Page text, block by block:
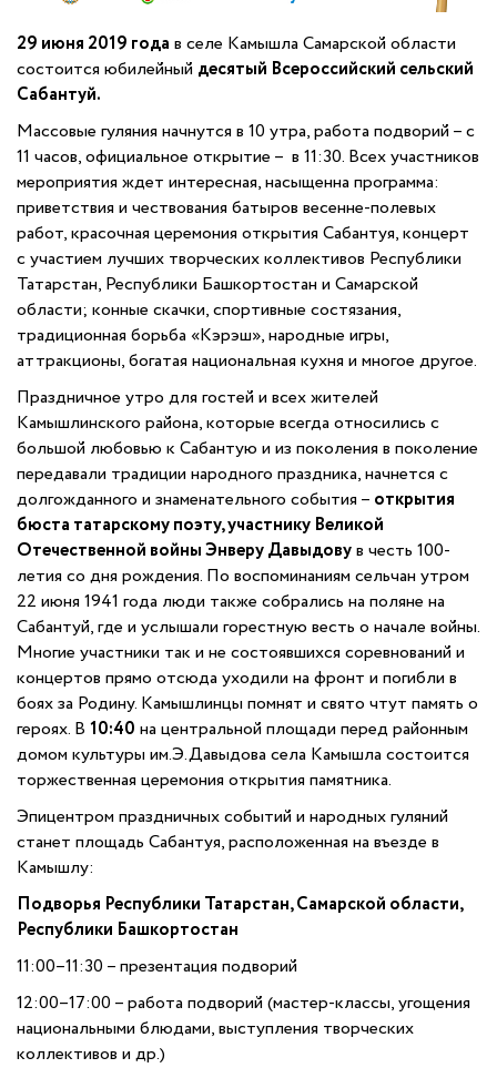
29 июня 2019 года в селе Камышла Самарской области
состоится юбилейный десятый Всероссийский сельский
Сабантуй.
Массовые гуляния начнутся в 10 утра, работа подворий – с
11 часов, официальное открытие – в 11:30. Всех участников
мероприятия ждет интересная, насыщенна программа:
приветствия и чествования батыров весенне-полевых
работ, красочная церемония открытия Сабантуя, концерт
с участием лучших творческих коллективов Республики
Татарстан, Республики Башкортостан и Самарской
области; конные скачки, спортивные состязания,
традиционная борьба «Кэрэш», народные игры,
аттракционы, богатая национальная кухня и многое другое.
Праздничное утро для гостей и всех жителей
Камышлинского района, которые всегда относились с
большой любовью к Сабантую и из поколения в поколение
передавали традиции народного праздника, начнется с
долгожданного и знаменательного события – открытия
бюста татарскому поэту, участнику Великой
Отечественной войны Энверу Давыдовув честь 100-
летия со дня рождения. По воспоминаниям сельчан утром
22 июня 1941 года люди также собрались на поляне на
Сабантуй, где и услышали горестную весть о начале войны.
Многие участники так и не состоявшихся соревнований и
концертов прямо отсюда уходили на фронт и погибли в
боях за Родину. Камышлинцы помнят и свято чтут память о
героях. В 10:40 на центральной площади перед районным
домом культуры им.Э.Давыдова села Камышла состоится
торжественная церемония открытия памятника.
Эпицентром праздничных событий и народных гуляний
станет площадь Сабантуя, расположенная на въезде в
Камышлу:
Подворья Республики Татарстан, Самарской области,
Республики Башкортостан
11:00–11:30 – презентация подворий
12:00–17:00 – работа подворий (мастер-классы, угощения
национальными блюдами, выступления творческих
коллективов и др.)